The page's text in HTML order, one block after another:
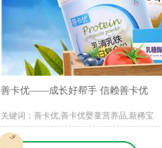
善卡优——成长好帮手 信赖善卡优
关键词：善卡优,善卡优婴童营养品,新稀宝